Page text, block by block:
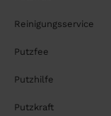
Reinigungsservice
Putzfee
Putzhilfe
Putzkraft